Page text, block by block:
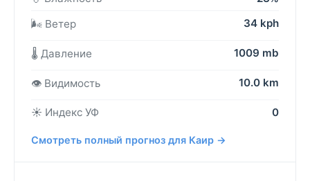
🌬️ Ветер
34 kph
🌡️ Давление 1009 mb
👁️ Видимость 10.0 km
☀️ Индекс УФ 0
Смотреть полный прогноз для Каир →